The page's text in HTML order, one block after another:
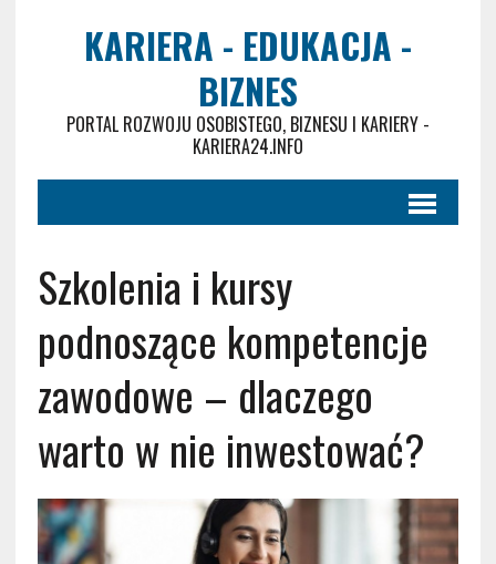
KARIERA - EDUKACJA -
BIZNES
PORTAL ROZWOJU OSOBISTEGO, BIZNESU I KARIERY -
KARIERA24.INFO
Szkolenia i kursy
podnoszące kompetencje
zawodowe – dlaczego
warto w nie inwestować?